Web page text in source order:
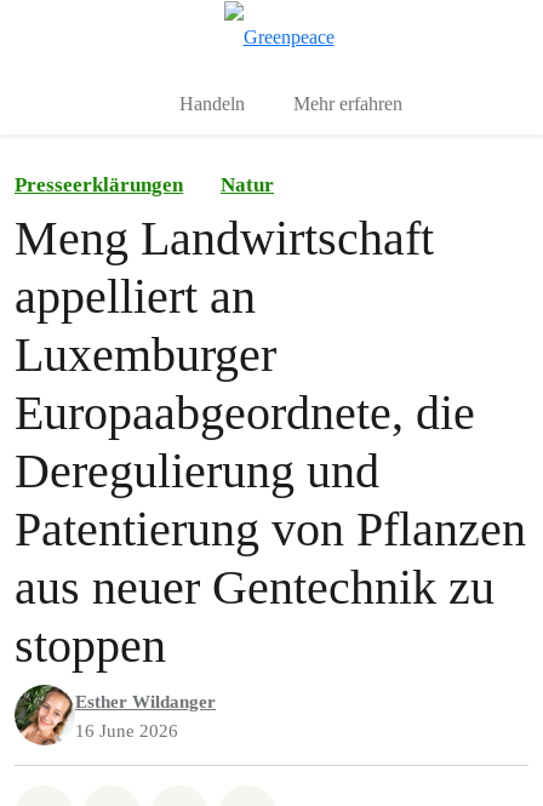
Handeln Mehr erfahren
Presseerklärungen Natur
Meng Landwirtschaft
appelliert an
Luxemburger
Europaabgeordnete, die
Deregulierung und
Patentierung von Pflanzen
aus neuer Gentechnik zu
stoppen
Esther Wildanger
16 June 2026